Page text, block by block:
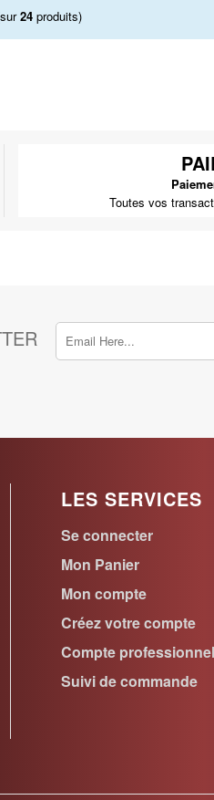
24 produits)
Toutes vos
LES SERVICES
Se connecter
Mon Panier
Mon compte
Créez votre compte
Compte professionnel
Suivi de commande